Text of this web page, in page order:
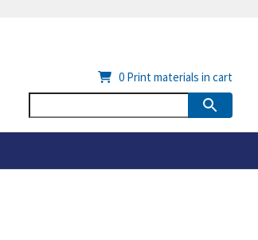
0 Print materials in cart